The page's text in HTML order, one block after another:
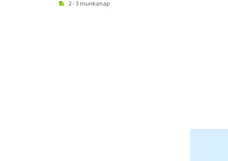
2 - 3 munkanap